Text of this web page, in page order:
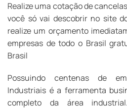
Realize uma cotação de
você só vai descobrir no site
realize um orçamento
empresas de todo o Brasil
Brasil
Possuindo centenas de
Industriais é a ferramenta
completo da área